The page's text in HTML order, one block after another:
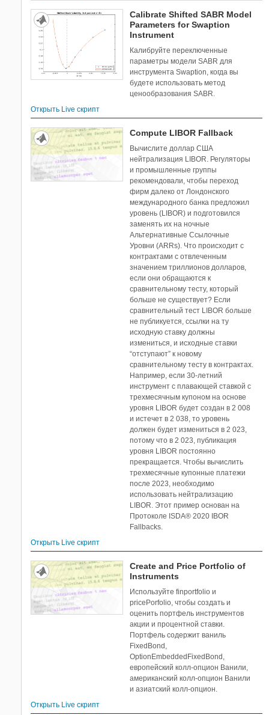
Calibrate Shifted SABR Model
Parameters for Swaption
Instrument
Калибруйте переключенные
параметры модели SABR для
инструмента Swaption, когда вы
будете использовать метод
ценообразования SABR.
Открыть Live скрипт
Compute LIBOR Fallback
Вычислите доллар США
нейтрализация LIBOR. Регуляторы
и промышленные группы
рекомендовали, чтобы переход
фирм далеко от Лондонского
международного банка предложил
уровень (LIBOR) и подготовился
заменять их на ночные
Альтернативные Ссылочные
Уровни (ARRs). Что происходит с
контрактами с отвлеченным
значением триллионов долларов,
если они обращаются к
сравнительному тесту, который
больше не существует? Если
сравнительный тест LIBOR больше
не публикуется, ссылки на ту
исходную ставку должны
измениться, и исходные ставки
“отступают” к новому
сравнительному тесту в контрактах.
Например, если 30-летний
инструмент с плавающей ставкой с
трехмесячным купоном на основе
уровня LIBOR будет создан в 2 008
и истечет в 2 038, то уровень
должен будет измениться в 2 023,
потому что в 2 023, публикация
уровня LIBOR постоянно
прекращается. Чтобы вычислить
трехмесячные купонные платежи
после 2023, необходимо
использовать нейтрализацию
LIBOR. Этот пример основан на
Протоколе ISDA® 2020 IBOR
Fallbacks.
Открыть Live скрипт
Create and Price Portfolio of
Instruments
Используйте finportfolio и
pricePorfolio, чтобы создать и
оценить портфель инструментов
акции и процентной ставки.
Портфель содержит ваниль
FixedBond,
OptionEmbeddedFixedBond,
европейский колл-опцион Ванили,
американский колл-опцион Ванили
и азиатский колл-опцион.
Открыть Live скрипт